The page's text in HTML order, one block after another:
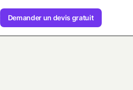
Demander un devis gratuit